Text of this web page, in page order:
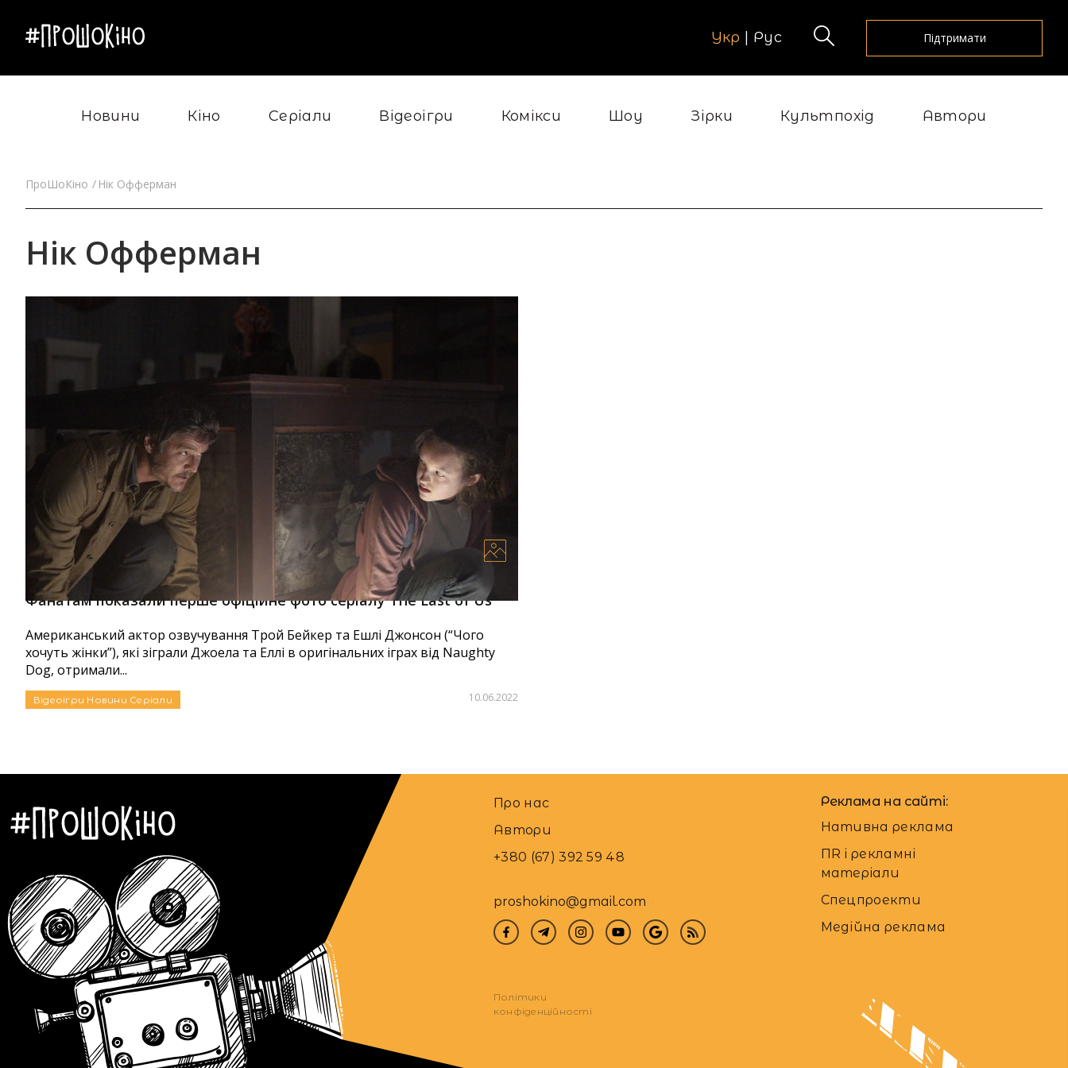
Укр Рус Підтримати
Новини Кіно Серіали Відеоігри Комікси Шоу Зірки Культпохід Автори
ПроШоКіно Нік Офферман
Нік Офферман
Відеоігри Новини Серіали
Фанатам показали перше офіційне фото серіалу The Last of Us
Американський актор озвучування Трой Бейкер та Ешлі Джонсон (“Чого
хочуть жінки”), які зіграли Джоела та Еллі в оригінальних іграх від Naughty
Dog, отримали...
10.06.2022
Про нас
Автори
+380 (67) 392 59 48
proshokino@gmail.com
Реклама на сайті:
Нативна реклама
ПR і рекламні
матеріали
Спецпроекти
Медійна реклама
Політики
конфіденційності